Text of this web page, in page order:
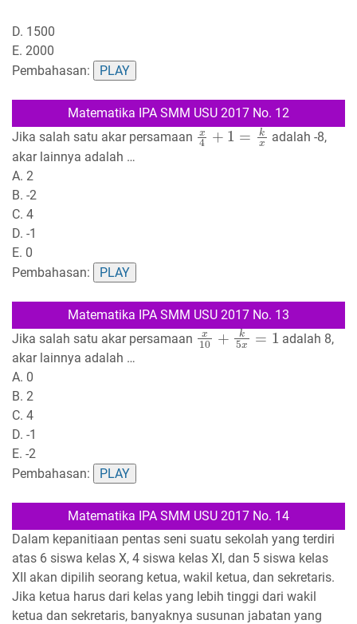
D. 1500
E. 2000
Pembahasan:
PLAY
Matematika IPA SMM USU 2017 No. 12
Jika salah satu akar persamaan
x4+1=kx
adalah -8,
akar lainnya adalah …
A. 2
B. -2
C. 4
D. -1
E. 0
Pembahasan:
PLAY
Matematika IPA SMM USU 2017 No. 13
Jika salah satu akar persamaan
x10+k5x=1
adalah 8,
akar lainnya adalah …
A. 0
B. 2
C. 4
D. -1
E. -2
Pembahasan:
PLAY
Matematika IPA SMM USU 2017 No. 14
Dalam kepanitiaan pentas seni suatu sekolah yang terdiri
atas 6 siswa kelas X, 4 siswa kelas XI, dan 5 siswa kelas
XII akan dipilih seorang ketua, wakil ketua, dan sekretaris.
Jika ketua harus dari kelas yang lebih tinggi dari wakil
ketua dan sekretaris, banyaknya susunan jabatan yang